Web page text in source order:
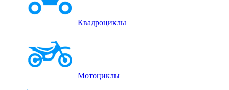
Квадроциклы
Мотоциклы